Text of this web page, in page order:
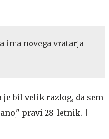
ima novega vratarja